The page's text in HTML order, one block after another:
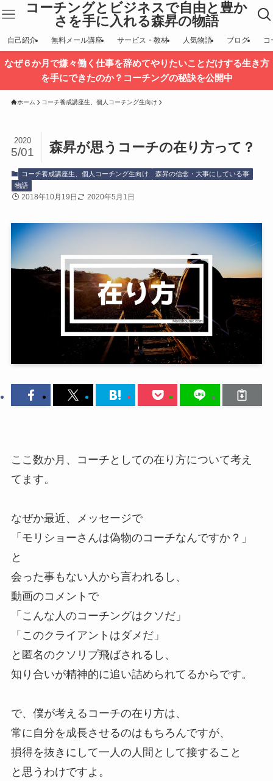
コーチングとビジネスで自由と豊か
さを手に入れる森昇の物語
自己紹介 無料メール講座 サービス・教材 人気物語 ブログ コ
なぜ６か月で嫌々働く仕事を辞めてやりたいことだけする生き方
を手にできたのか？コーチングの秘訣を公開中
ホーム コーチ養成講座生、個人コーチング生向け
森昇が思うコーチの在り方って？
2020
5/01
コーチ養成講座生、個人コーチング生向け
森昇の信念・大事にしている事
物語
2018年10月19日 2020年5月1日
ここ数か月、コーチとしての在り方について考え
てます。
なぜか最近、メッセージで
「モリショーさんは偽物のコーチなんですか？」
と
会った事もない人から言われるし、
動画のコメントで
「こんな人のコーチングはクソだ」
「このクライアントはダメだ」
と匿名のクソリプ飛ばされるし、
知り合いが精神的に追い詰められてるからです。
で、僕が考えるコーチの在り方は、
常に自分を成長させるのはもちろんですが、
損得を抜きにして一人の人間として接すること
と思うわけですよ。